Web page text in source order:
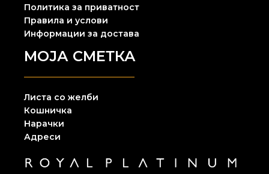
Политика за приватност
Правила и услови
Информации за достава
МОЈА СМЕТКА
Листа со желби
Кошничка
Нарачки
Адреси